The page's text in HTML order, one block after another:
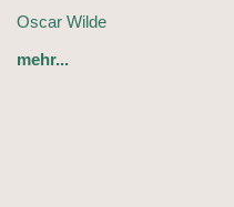
Oscar Wilde
mehr...